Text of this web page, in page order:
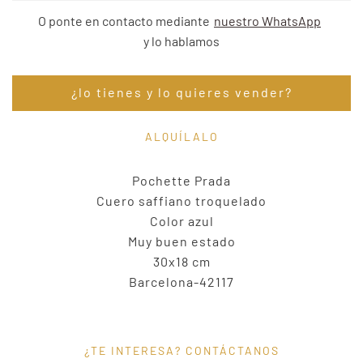
O ponte en contacto mediante nuestro WhatsApp
y lo hablamos
¿lo tienes y lo quieres vender?
ALQUÍLALO
Pochette Prada
Cuero saffiano troquelado
Color azul
Muy buen estado
30x18 cm
Barcelona-42117
¿TE INTERESA? CONTÁCTANOS